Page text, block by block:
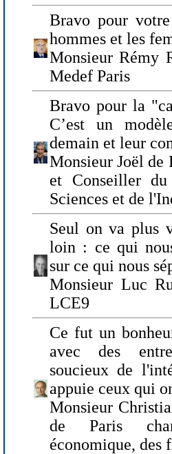
Bravo pour
hommes et les
Monsieur Rémy
Medef Paris
Bravo pour la
C’est un
demain et leur
Monsieur Joël de
et Conseiller
Sciences et de
Seul on va plus
loin : ce qui
sur ce qui nous
Monsieur Luc
LCE9
Ce fut un
avec des
soucieux de
appuie ceux qui
Monsieur
de Paris
économique, des